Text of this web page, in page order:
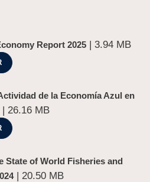
Report 2025 | 3.94 MB
de la Economía Azul en
| 26.16 MB
State of World Fisheries and
| 20.50 MB